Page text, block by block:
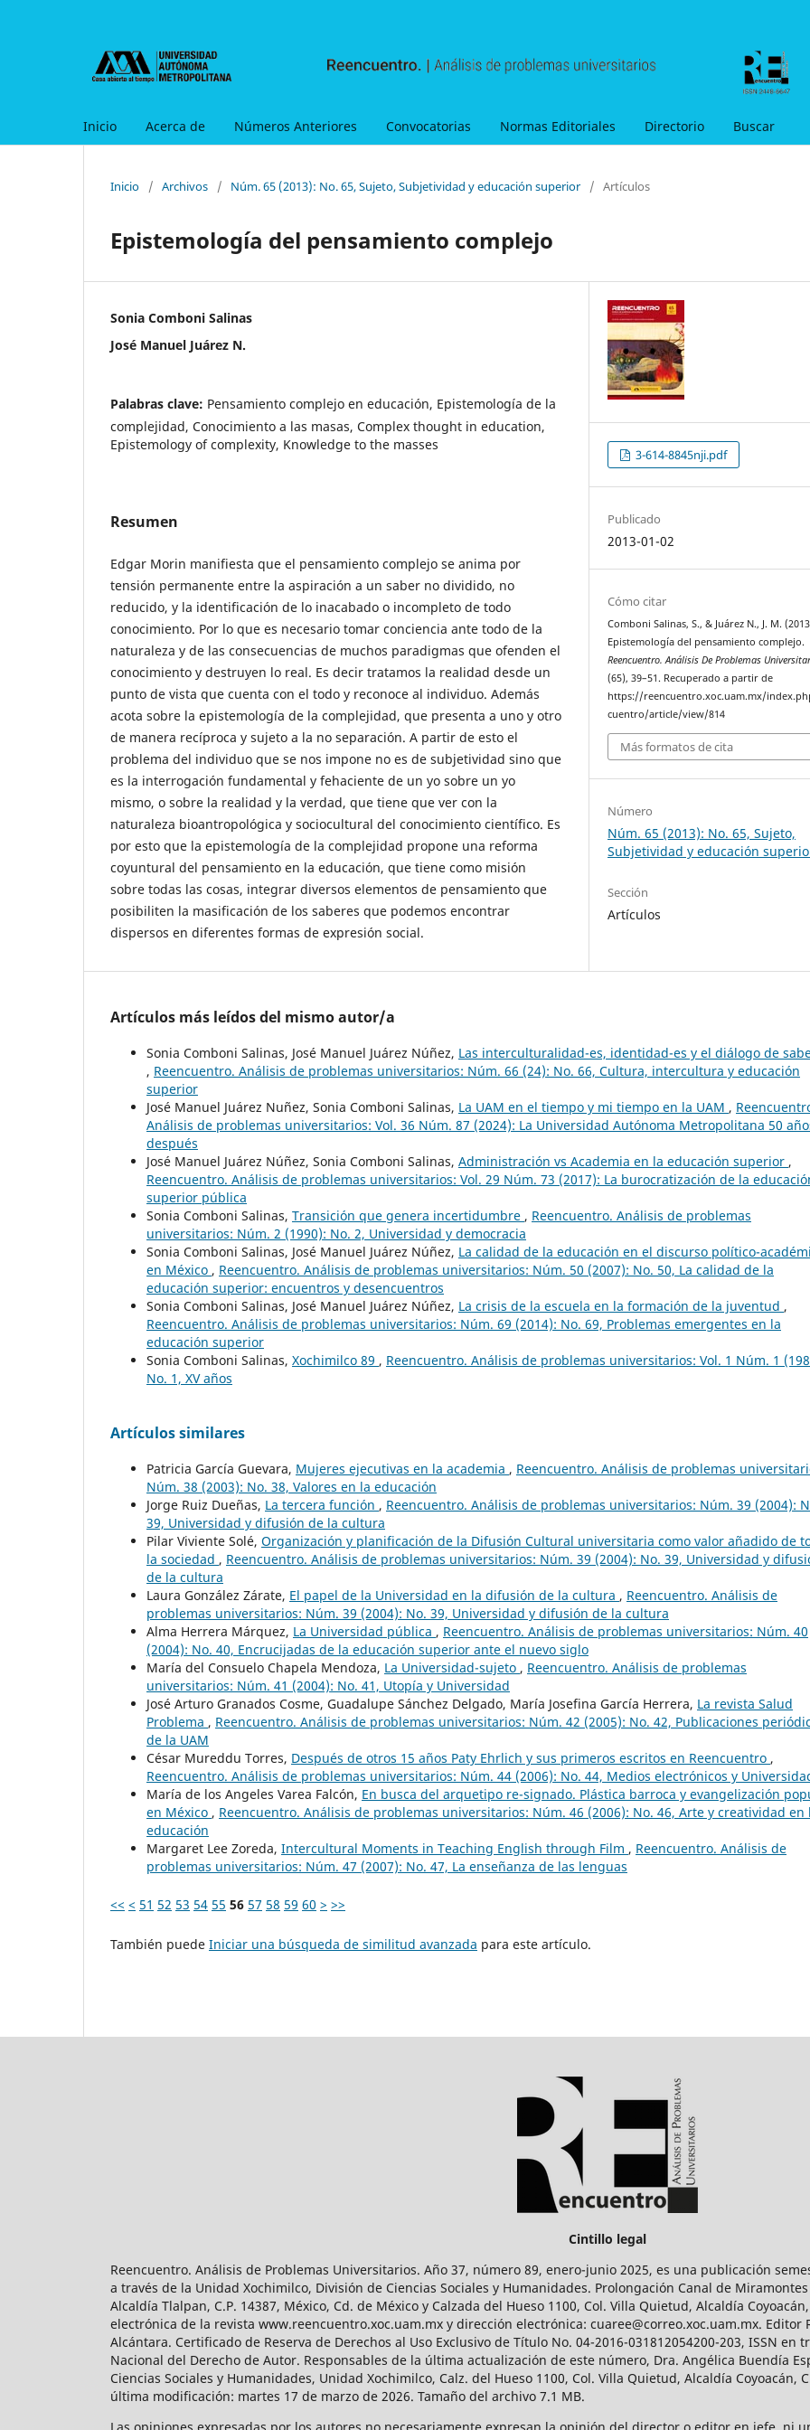
Inicio Acerca de Números Anteriores Convocatorias Normas Editoriales Directorio Buscar
Inicio / Archivos / Núm. 65 (2013): No. 65, Sujeto, Subjetividad y educación superior / Artículos
Epistemología del pensamiento complejo
Sonia Comboni Salinas
José Manuel Juárez N.
Palabras clave: Pensamiento complejo en educación, Epistemología de la
complejidad, Conocimiento a las masas, Complex thought in education,
Epistemology of complexity, Knowledge to the masses
Resumen
Edgar Morin manifiesta que el pensamiento complejo se anima por
tensión permanente entre la aspiración a un saber no dividido, no
reducido, y la identificación de lo inacabado o incompleto de todo
conocimiento. Por lo que es necesario tomar conciencia ante todo de la
naturaleza y de las consecuencias de muchos paradigmas que ofenden el
conocimiento y destruyen lo real. Es decir tratamos la realidad desde un
punto de vista que cuenta con el todo y reconoce al individuo. Además
acota sobre la epistemología de la complejidad, que presenta a uno y otro
de manera recíproca y sujeto a la no separación. A partir de esto el
problema del individuo que se nos impone no es de subjetividad sino que
es la interrogación fundamental y fehaciente de un yo sobre un yo
mismo, o sobre la realidad y la verdad, que tiene que ver con la
naturaleza bioantropológica y sociocultural del conocimiento científico. Es
por esto que la epistemología de la complejidad propone una reforma
coyuntural del pensamiento en la educación, que tiene como misión
sobre todas las cosas, integrar diversos elementos de pensamiento que
posibiliten la masificación de los saberes que podemos encontrar
dispersos en diferentes formas de expresión social.
3-614-8845nji.pdf
Publicado
2013-01-02
Cómo citar
Comboni Salinas, S., & Juárez N., J. M.
Epistemología del pensamiento complejo.
Reencuentro. Análisis De Problemas
(65), 39–51. Recuperado a partir de
https://reencuentro.xoc.uam.mx/
cuentro/article/view/814
Más formatos de cita
Número
Núm. 65 (2013): No. 65, Sujeto,
Subjetividad y educación
Sección
Artículos
Artículos más leídos del mismo autor/a
Sonia Comboni Salinas, José Manuel Juárez Núñez, Las interculturalidad-es, identidad-es y el diálogo de
, Reencuentro. Análisis de problemas universitarios: Núm. 66 (24): No. 66, Cultura, intercultura y educación
superior
José Manuel Juárez Nuñez, Sonia Comboni Salinas, La UAM en el tiempo y mi tiempo en la UAM ,
Análisis de problemas universitarios: Vol. 36 Núm. 87 (2024): La Universidad Autónoma Metropolitana 50
después
José Manuel Juárez Núñez, Sonia Comboni Salinas, Administración vs Academia en la educación superior ,
Reencuentro. Análisis de problemas universitarios: Vol. 29 Núm. 73 (2017): La burocratización de la
superior pública
Sonia Comboni Salinas, Transición que genera incertidumbre , Reencuentro. Análisis de problemas
universitarios: Núm. 2 (1990): No. 2, Universidad y democracia
Sonia Comboni Salinas, José Manuel Juárez Núñez, La calidad de la educación en el discurso político-
en México , Reencuentro. Análisis de problemas universitarios: Núm. 50 (2007): No. 50, La calidad de la
educación superior: encuentros y desencuentros
Sonia Comboni Salinas, José Manuel Juárez Núñez, La crisis de la escuela en la formación de la juventud ,
Reencuentro. Análisis de problemas universitarios: Núm. 69 (2014): No. 69, Problemas emergentes en la
educación superior
Sonia Comboni Salinas, Xochimilco 89 , Reencuentro. Análisis de problemas universitarios: Vol. 1 Núm. 1
No. 1, XV años
Artículos similares
Patricia García Guevara, Mujeres ejecutivas en la academia , Reencuentro. Análisis de problemas
Núm. 38 (2003): No. 38, Valores en la educación
Jorge Ruiz Dueñas, La tercera función , Reencuentro. Análisis de problemas universitarios: Núm. 39 (2004):
39, Universidad y difusión de la cultura
Pilar Viviente Solé, Organización y planificación de la Difusión Cultural universitaria como valor añadido de
la sociedad , Reencuentro. Análisis de problemas universitarios: Núm. 39 (2004): No. 39, Universidad y
de la cultura
Laura González Zárate, El papel de la Universidad en la difusión de la cultura , Reencuentro. Análisis de
problemas universitarios: Núm. 39 (2004): No. 39, Universidad y difusión de la cultura
Alma Herrera Márquez, La Universidad pública , Reencuentro. Análisis de problemas universitarios: Núm. 40
(2004): No. 40, Encrucijadas de la educación superior ante el nuevo siglo
María del Consuelo Chapela Mendoza, La Universidad-sujeto , Reencuentro. Análisis de problemas
universitarios: Núm. 41 (2004): No. 41, Utopía y Universidad
José Arturo Granados Cosme, Guadalupe Sánchez Delgado, María Josefina García Herrera, La revista Salud
Problema , Reencuentro. Análisis de problemas universitarios: Núm. 42 (2005): No. 42, Publicaciones
de la UAM
César Mureddu Torres, Después de otros 15 años Paty Ehrlich y sus primeros escritos en Reencuentro ,
Reencuentro. Análisis de problemas universitarios: Núm. 44 (2006): No. 44, Medios electrónicos y
María de los Angeles Varea Falcón, En busca del arquetipo re-signado. Plástica barroca y evangelización
en México , Reencuentro. Análisis de problemas universitarios: Núm. 46 (2006): No. 46, Arte y creatividad en
educación
Margaret Lee Zoreda, Intercultural Moments in Teaching English through Film , Reencuentro. Análisis de
problemas universitarios: Núm. 47 (2007): No. 47, La enseñanza de las lenguas
<< < 51 52 53 54 55 56 57 58 59 60 > >>
También puede Iniciar una búsqueda de similitud avanzada para este artículo.
Cintillo legal
Reencuentro. Análisis de Problemas Universitarios. Año 37, número 89, enero-junio 2025, es una publicación
a través de la Unidad Xochimilco, División de Ciencias Sociales y Humanidades. Prolongación Canal de Miramontes
Alcaldía Tlalpan, C.P. 14387, México, Cd. de México y Calzada del Hueso 1100, Col. Villa Quietud, Alcaldía
electrónica de la revista www.reencuentro.xoc.uam.mx y dirección electrónica: cuaree@correo.xoc.uam.mx. Editor
Alcántara. Certificado de Reserva de Derechos al Uso Exclusivo de Título No. 04-2016-031812054200-203, ISSN
Nacional del Derecho de Autor. Responsables de la última actualización de este número, Dra. Angélica Buendía
Ciencias Sociales y Humanidades, Unidad Xochimilco, Calz. del Hueso 1100, Col. Villa Quietud, Alcaldía Coyoacán,
última modificación: martes 17 de marzo de 2026. Tamaño del archivo 7.1 MB.